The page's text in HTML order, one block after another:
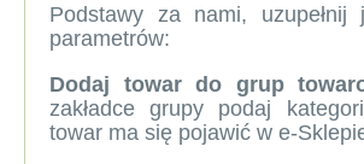
Podstawy za nami, uzupełnij
parametrów:
Dodaj towar do grup
zakładce grupy podaj
towar ma się pojawić w e-